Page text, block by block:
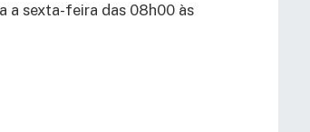
a sexta-feira das 08h00 às